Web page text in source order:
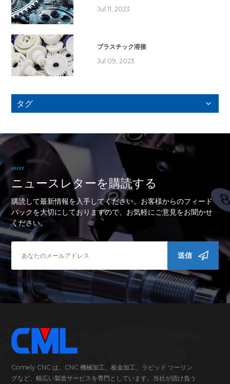
Jul 11, 2023
プラスチック溶接
Jul 09, 2023
タグ
ニュースレターを購読する
購読して最新情報を入手してください。お客様からのフィード
バックを大切にしておりますので、お気軽にご意見をお聞かせ
ください。
送信
Comely CNC は、CNC 機械加工、板金加工、ラピッド ツーリン
グなど、幅広い製造サービスを専門としています。当社が請け負う